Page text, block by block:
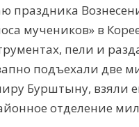
праздника
мучеников» в
пели и
подъехали две
Бурштыну, взяли
отделение